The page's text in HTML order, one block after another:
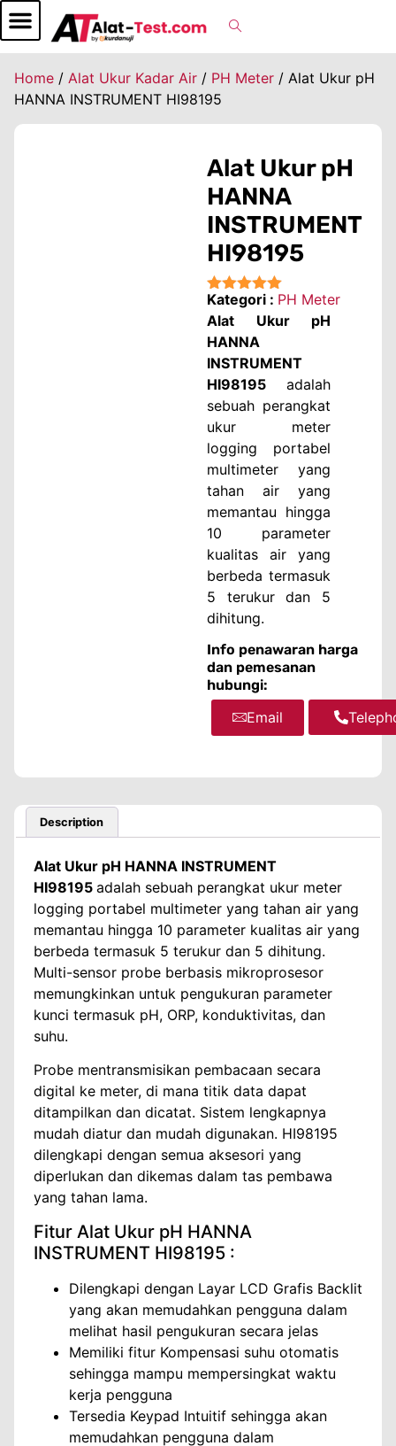
Home / Alat Ukur Kadar Air / PH Meter / Alat Ukur pH
HANNA INSTRUMENT HI98195
Alat Ukur pH
HANNA
INSTRUMENT
HI98195
★★★★★
Kategori : PH Meter
Alat Ukur pH
HANNA
INSTRUMENT
HI98195 adalah
sebuah perangkat
ukur meter
logging portabel
multimeter yang
tahan air yang
memantau hingga
10 parameter
kualitas air yang
berbeda termasuk
5 terukur dan 5
dihitung.
Info penawaran harga
dan pemesanan
hubungi:
Email
Description
Alat Ukur pH HANNA INSTRUMENT
HI98195 adalah sebuah perangkat ukur meter
logging portabel multimeter yang tahan air yang
memantau hingga 10 parameter kualitas air yang
berbeda termasuk 5 terukur dan 5 dihitung.
Multi-sensor probe berbasis mikroprosesor
memungkinkan untuk pengukuran parameter
kunci termasuk pH, ORP, konduktivitas, dan
suhu.
Probe mentransmisikan pembacaan secara
digital ke meter, di mana titik data dapat
ditampilkan dan dicatat. Sistem lengkapnya
mudah diatur dan mudah digunakan. HI98195
dilengkapi dengan semua aksesori yang
diperlukan dan dikemas dalam tas pembawa
yang tahan lama.
Fitur Alat Ukur pH HANNA
INSTRUMENT HI98195 :
Dilengkapi dengan Layar LCD Grafis Backlit
yang akan memudahkan pengguna dalam
melihat hasil pengukuran secara jelas
Memiliki fitur Kompensasi suhu otomatis
sehingga mampu mempersingkat waktu
kerja pengguna
Tersedia Keypad Intuitif sehingga akan
memudahkan pengguna dalam